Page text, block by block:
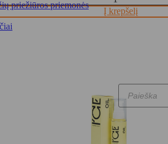
priežiūros priemonės
Products
search
Į krepšelį